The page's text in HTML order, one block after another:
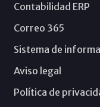
Contabilidad ERP
Correo 365
Sistema de
Aviso legal
Política de